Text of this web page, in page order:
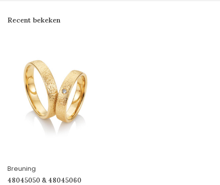
Recent bekeken
Breuning
48045050 & 48045060